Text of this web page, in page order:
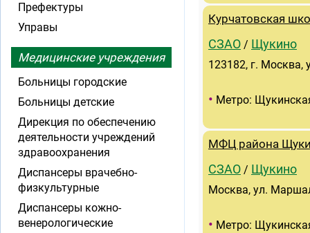
Курчатовская
СЗАО / Щукино
123182, г. Москва,
• Метро:
МФЦ района
СЗАО / Щукино
Москва, ул.
• Метро:
Префектуры
Управы
Медицинские учреждения
Больницы городские
Больницы детские
Дирекция по обеспечению
деятельности учреждений
здравоохранения
Диспансеры врачебно-
физкультурные
Диспансеры кожно-
венерологические